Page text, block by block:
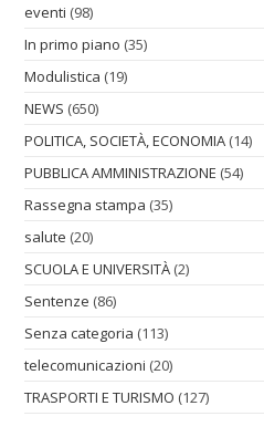
eventi (98)
In primo piano (35)
Modulistica (19)
NEWS (650)
POLITICA, SOCIETÀ, ECONOMIA (14)
PUBBLICA AMMINISTRAZIONE (54)
Rassegna stampa (35)
salute (20)
SCUOLA E UNIVERSITÀ (2)
Sentenze (86)
Senza categoria (113)
telecomunicazioni (20)
TRASPORTI E TURISMO (127)